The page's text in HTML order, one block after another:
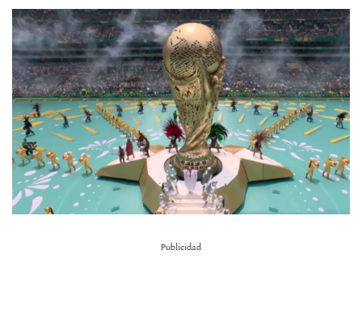
Publicidad